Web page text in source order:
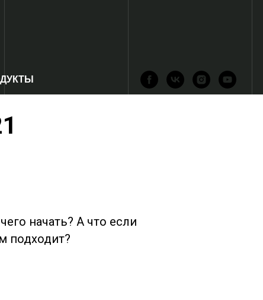
начать? А что если
подходит?